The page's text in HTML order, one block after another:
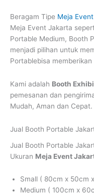
Beragam Tipe Meja
Meja Event Jakarta
Portable Medium, Booth
menjadi pilihan untuk
Portablebisa
Kami adalah Booth
pemesanan dan
Mudah, Aman dan Cepat.
Jual Booth Portable
Jual Booth Portable
Ukuran Meja Event
Small ( 80cm x 50cm
Medium ( 100cm x